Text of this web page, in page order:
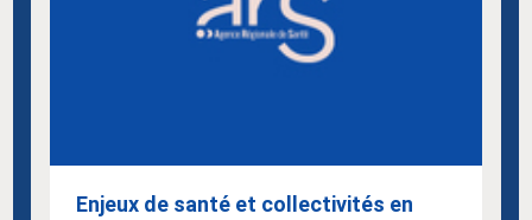
Enjeux de santé et collectivités en